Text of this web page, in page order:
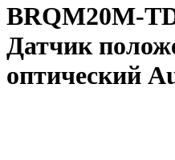
BRQM20M-
Датчик
оптический